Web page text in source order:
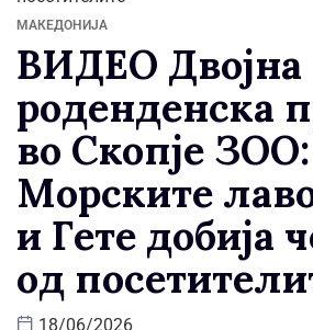
МАКЕДОНИЈА
ВИДЕО Двојна
роденденска
во Скопје ЗОО:
Морските
и Гете добија
од
18/06/2026